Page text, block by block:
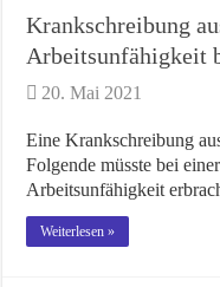
Krankschreibung
Arbeitsunfähigkeit
20. Mai 2021
Eine Krankschreibung
Folgende müsste bei
Arbeitsunfähigkeit
Weiterlesen »